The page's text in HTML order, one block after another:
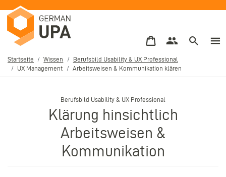
zum
Inhalt
Pfadnavigation
Startseite Wissen
Berufsbild Usability & UX Professional
UX Management
Arbeitsweisen & Kommunikation klären
Berufsbild Usability & UX Professional
Klärung hinsichtlich
Arbeitsweisen &
Kommunikation